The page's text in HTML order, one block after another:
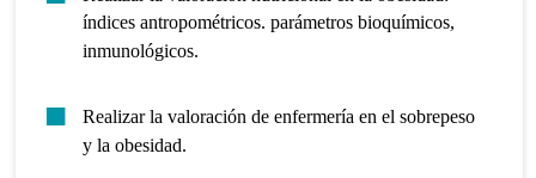
índices antropométricos. parámetros bioquímicos,
inmunológicos.
Realizar la valoración de enfermería en el sobrepeso
y la obesidad.